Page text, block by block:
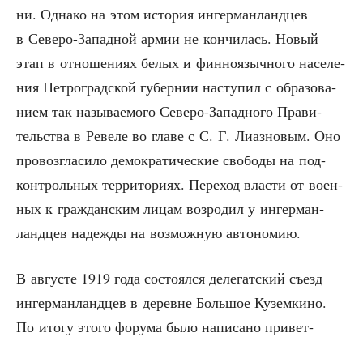
ни. Одна­ко на этом исто­рия ингер­ман­ланд­цев
в Севе­ро-Запад­ной армии не кон­чи­лась. Новый
этап в отно­ше­ни­ях белых и фин­но­языч­но­го насе­ле­
ния Пет­ро­град­ской губер­нии насту­пил с обра­зо­ва­
ни­ем так назы­ва­е­мо­го Севе­ро-Запад­но­го Пра­ви­
тель­ства в Реве­ле во гла­ве с С. Г. Лиаз­но­вым. Оно
про­воз­гла­си­ло демо­кра­ти­че­ские сво­бо­ды на под­
кон­троль­ных тер­ри­то­ри­ях. Пере­ход вла­сти от воен­
ных к граж­дан­ским лицам воз­ро­дил у ингер­ман­
ланд­цев надеж­ды на воз­мож­ную автономию.
В авгу­сте 1919 года состо­ял­ся деле­гат­ский съезд
ингер­ман­ланд­цев в деревне Боль­шое Кузем­ки­но.
По ито­гу это­го фору­ма было напи­са­но при­вет­